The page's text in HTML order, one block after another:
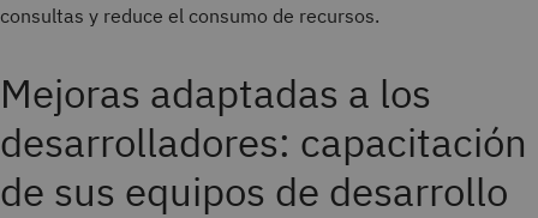
consultas y reduce el consumo de recursos.
Mejoras adaptadas a los
desarrolladores: capacitación
de sus equipos de desarrollo